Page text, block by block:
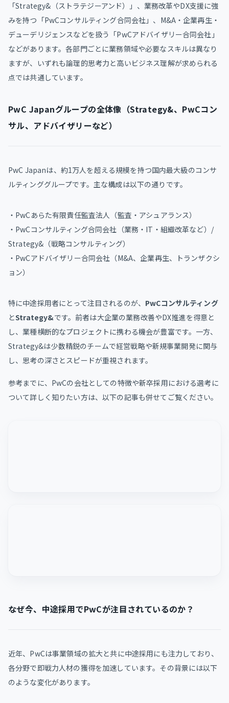
「Strategy&（ストラテジーアンド）」、業務改革やDX支援に強
みを持つ「PwCコンサルティング合同会社」、M&A・企業再生・
デューデリジェンスなどを扱う「PwCアドバイザリー合同会社」
などがあります。各部門ごとに業務領域や必要なスキルは異なり
ますが、いずれも論理的思考力と高いビジネス理解が求められる
点では共通しています。
PwC Japanグループの全体像（Strategy&、PwCコン
サル、アドバイザリーなど）
PwC Japanは、約1万人を超える規模を持つ国内最大級のコンサ
ルティンググループです。主な構成は以下の通りです。
・PwCあらた有限責任監査法人（監査・アシュアランス）
・PwCコンサルティング合同会社（業務・IT・組織改革など）/
Strategy&（戦略コンサルティング）
・PwCアドバイザリー合同会社（M&A、企業再生、トランザクシ
ョン）
特に中途採用者にとって注目されるのが、 PwCコンサルティング
とStrategy&です。前者は大企業の業務改善やDX推進を得意と
し、業種横断的なプロジェクトに携わる機会が豊富です。一方、
Strategy&は少数精鋭のチームで経営戦略や新規事業開発に関与
し、思考の深さとスピードが重視されます。
参考までに、PwCの会社としての特徴や新卒採用における選考に
ついて詳しく知りたい方は、以下の記事も併せてご覧ください。
なぜ今、中途採用でPwCが注目されているのか？
近年、PwCは事業領域の拡大と共に中途採用にも注力しており、
各分野で即戦力人材の獲得を加速しています。その背景には以下
のような変化があります。